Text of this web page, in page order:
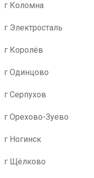
г Коломна
г Электросталь
г Королёв
г Одинцово
г Серпухов
г Орехово-Зуево
г Ногинск
г Щёлково